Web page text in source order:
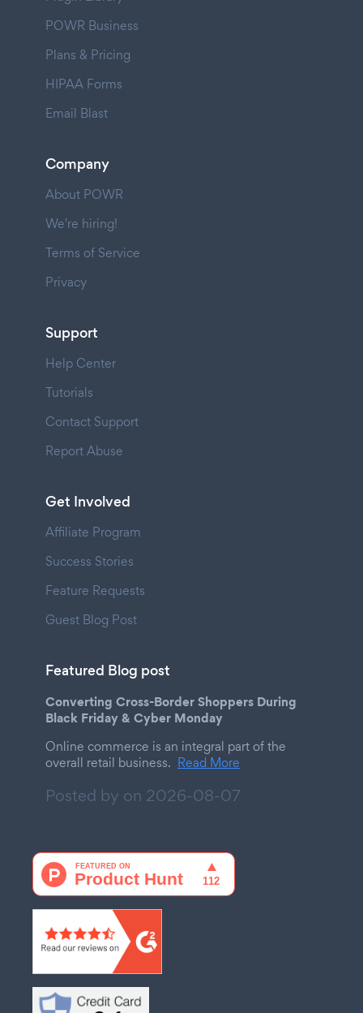
POWR Business
Plans & Pricing
HIPAA Forms
Email Blast
Company
About POWR
We're hiring!
Terms of Service
Privacy
Support
Help Center
Tutorials
Contact Support
Report Abuse
Get Involved
Affiliate Program
Success Stories
Feature Requests
Guest Blog Post
Featured Blog post
Converting Cross-Border Shoppers During
Black Friday & Cyber Monday
Online commerce is an integral part of the
overall retail business. Read More
Posted by on 2026-08-07